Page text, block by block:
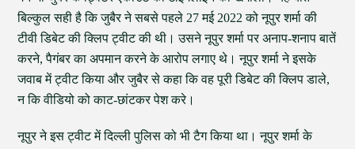
बिल्कुल सही है कि जुबैर ने सबसे पहले 27 मई 2022 को नूपुर शर्मा की
टीवी डिबेट की क्लिप ट्वीट की थी। उसने नूपुर शर्मा पर अनाप-शनाप बातें
करने, पैगंबर का अपमान करने के आरोप लगाए थे। नूपुर शर्मा ने इसके
जवाब में ट्वीट किया और जुबैर से कहा कि वह पूरी डिबेट की क्लिप डाले,
न कि वीडियो को काट-छांटकर पेश करे।
नूपुर ने इस ट्वीट में दिल्ली पुलिस को भी टैग किया था। नूपुर शर्मा के